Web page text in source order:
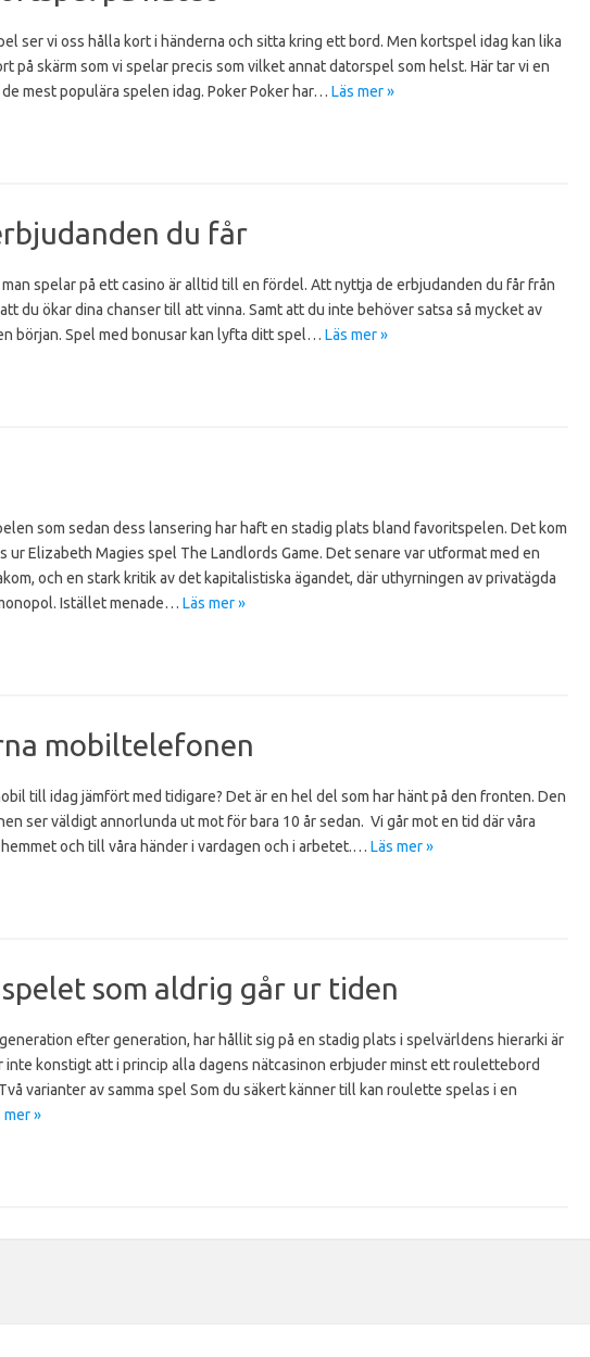
ser vi oss hålla kort i händerna och sitta kring ett bord. Men kortspel idag kan lika
på skärm som vi spelar precis som vilket annat datorspel som helst. Här tar vi en
mest populära spelen idag. Poker Poker har… Läs mer »
du får
spelar på ett casino är alltid till en fördel. Att nyttja de erbjudanden du får från
du ökar dina chanser till att vinna. Samt att du inte behöver satsa så mycket av
början. Spel med bonusar kan lyfta ditt spel… Läs mer »
som sedan dess lansering har haft en stadig plats bland favoritspelen. Det kom
ur Elizabeth Magies spel The Landlords Game. Det senare var utformat med en
och en stark kritik av det kapitalistiska ägandet, där uthyrningen av privatägda
Istället menade… Läs mer »
mobiltelefonen
till idag jämfört med tidigare? Det är en hel del som har hänt på den fronten. Den
ser väldigt annorlunda ut mot för bara 10 år sedan. Vi går mot en tid där våra
och till våra händer i vardagen och i arbetet.… Läs mer »
som aldrig går ur tiden
efter generation, har hållit sig på en stadig plats i spelvärldens hierarki är
konstigt att i princip alla dagens nätcasinon erbjuder minst ett roulettebord
varianter av samma spel Som du säkert känner till kan roulette spelas i en
mer »